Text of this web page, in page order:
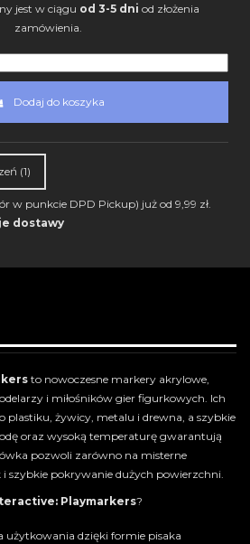
jest w ciągu od 3-5 dni od złożenia
zamówienia.
Dodaj do koszyka
(1)
w punkcie DPD Pickup) już od 9,99 zł.
dostawy
to nowoczesne markery akrylowe,
i miłośników gier figurkowych. Ich
plastiku, żywicy, metalu i drewna, a szybkie
oraz wysoką temperaturę gwarantują
pozwoli zarówno na misterne
szybkie pokrywanie dużych powierzchni.
Playmarkers?
użytkowania dzięki formie pisaka